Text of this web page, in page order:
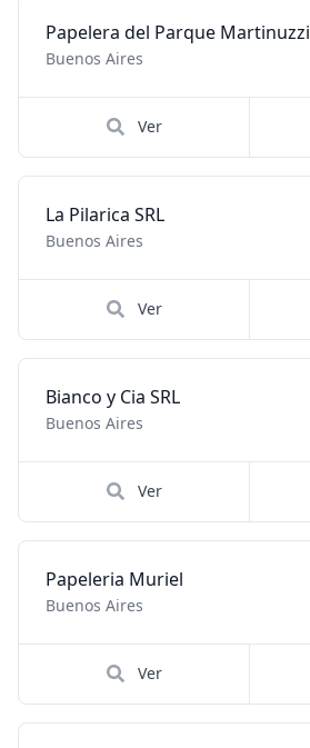
Papelera del Parque Martinuzzi
Buenos Aires
Ver
La Pilarica SRL
Buenos Aires
Ver
Bianco y Cia SRL
Buenos Aires
Ver
Papeleria Muriel
Buenos Aires
Ver